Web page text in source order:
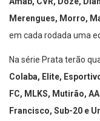
Amab, CVR, Doze,
Merengues, Morro,
em cada rodada uma
Na série Prata terão
Colaba, Elite,
FC, MLKS, Mutirão,
Francisco, Sub-20 e